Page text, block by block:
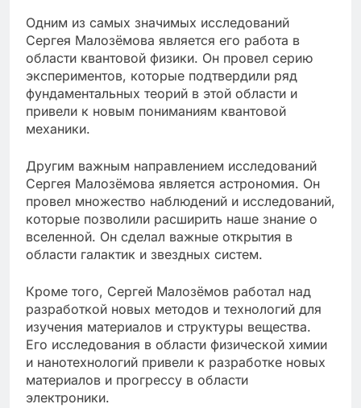
Одним из самых значимых исследований
Сергея Малозёмова является его работа в
области квантовой физики. Он провел серию
экспериментов, которые подтвердили ряд
фундаментальных теорий в этой области и
привели к новым пониманиям квантовой
механики.
Другим важным направлением исследований
Сергея Малозёмова является астрономия. Он
провел множество наблюдений и исследований,
которые позволили расширить наше знание о
вселенной. Он сделал важные открытия в
области галактик и звездных систем.
Кроме того, Сергей Малозёмов работал над
разработкой новых методов и технологий для
изучения материалов и структуры вещества.
Его исследования в области физической химии
и нанотехнологий привели к разработке новых
материалов и прогрессу в области
электроники.